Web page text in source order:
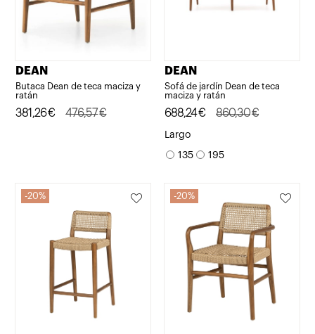
DEAN
Butaca Dean de teca maciza y
ratán
476,57€
El
381,26€
El
DEAN
Sofá de jardín Dean de teca
maciza y ratán
860,30€
El
precio
original
688,24€
El
precio
actual
Largo
135 195
20% 20%